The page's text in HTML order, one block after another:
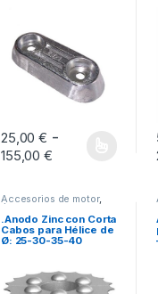
25,00€ -
155,00€Rango de
Este producto tiene
Accesorios de motor,
Ánodos galvánicos
Seguridad Activa
.Anodo Zinc con Corta
Cabos para Hélice de
Ø: 25-30-35-40